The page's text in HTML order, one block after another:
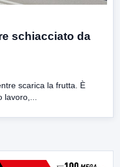
schiacciato da
scarica la frutta. È
lavoro,...